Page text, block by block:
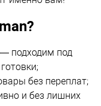
подходим под
без переплат;
и без лишних